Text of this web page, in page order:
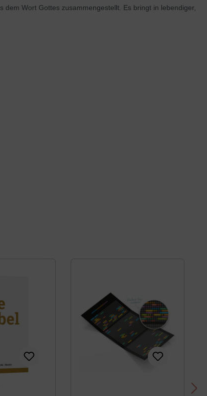
Wort Gottes zusammengestellt. Es bringt in lebendiger,